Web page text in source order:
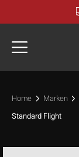
Inhalt
Home Marken
Standard Flight